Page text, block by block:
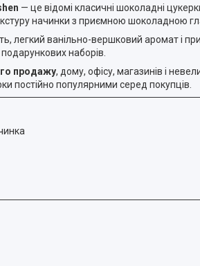
— це відомі класичні шоколадні
начинки з приємною шоколадною
легкий ванільно-вершковий аромат і
наборів.
продажу, дому, офісу, магазинів і
постійно популярними серед покупців.